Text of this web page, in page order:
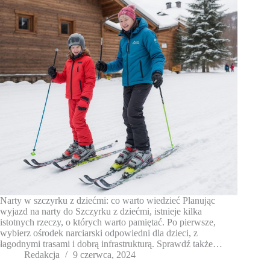
Narty w szczyrku z dziećmi: co warto wiedzieć Planując
wyjazd na narty do Szczyrku z dziećmi, istnieje kilka
istotnych rzeczy, o których warto pamiętać. Po pierwsze,
wybierz ośrodek narciarski odpowiedni dla dzieci, z
łagodnymi trasami i dobrą infrastrukturą. Sprawdź także…
Redakcja
9 czerwca, 2024